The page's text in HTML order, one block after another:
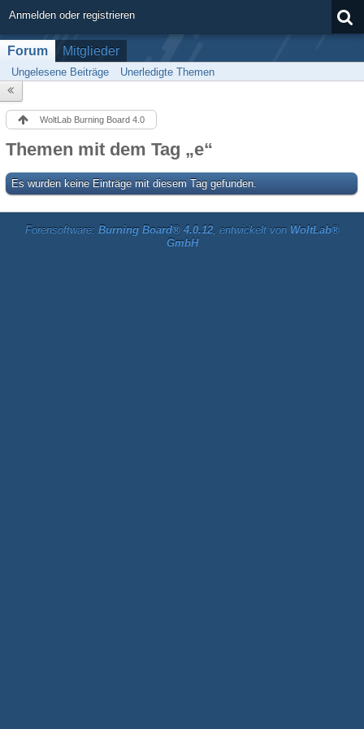
Anmelden oder registrieren
Forum Mitglieder
Ungelesene Beiträge Unerledigte Themen
WoltLab Burning Board 4.0
Themen mit dem Tag „e“
Es wurden keine Einträge mit diesem Tag gefunden.
Forensoftware: Burning Board® 4.0.12, entwickelt von WoltLab®
GmbH